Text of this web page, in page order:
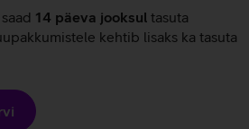
14 päeva jooksul tasuta
kehtib lisaks ka tasuta